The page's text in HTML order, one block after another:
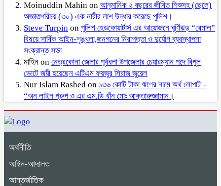
Moinuddin Mahin on আনুমানিক ২ বছরের জীবিত শিশুসহ (ছেলে)
অজ্ঞাতপরিচয় (৩০) এক নারীর লাশ উদ্ধার করেছে পুলিশ।
Steve Turpin on পুলিশ হেডকোয়ার্টার্স এর আয়োজনে ঘূর্ণিঝড় “রেমাল”
বিষয়ে সার্বিক আইন-শৃঙ্খলা,জনগনের নিরাপত্তা ও দুর্যোগ ব্যবস্থাপনা
সংক্রান্ত সভা
মাহিন on নেত্রকোনা জেলার পূর্বধলা উপজেলার চেয়ারম্যান পদে বিপুল
ভোটে জয়ী হয়েছেন এটিএম ফয়জুর সিরাজ জুয়েল
Nur Islam Rashed on ১৩৬ কোটি টাকা ঋণের নামে অর্থ লোপাট –
“অন লাইন গ্রুপ ও এর এম.ডি খাঁন মোঃ আক্তারুজ্জামান।
অর্থনীতি
আইন-আদালত
আন্তর্জাতিক